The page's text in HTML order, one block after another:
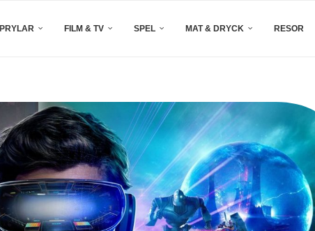
PRYLAR FILM & TV SPEL MAT & DRYCK RESOR